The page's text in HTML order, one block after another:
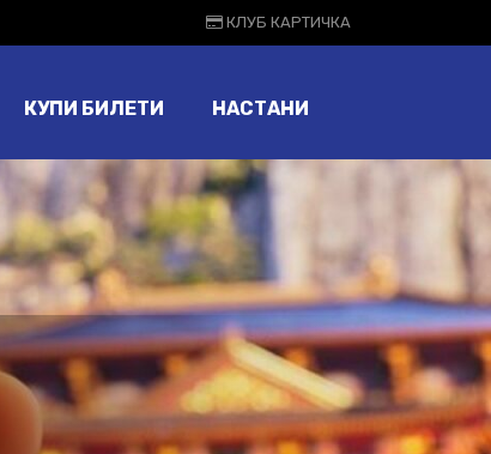
КЛУБ КАРТИЧКА
КУПИ БИЛЕТИ НАСТАНИ